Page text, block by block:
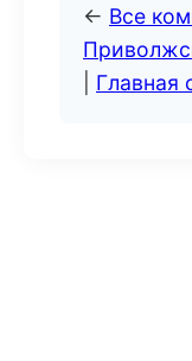
← Все
Главная